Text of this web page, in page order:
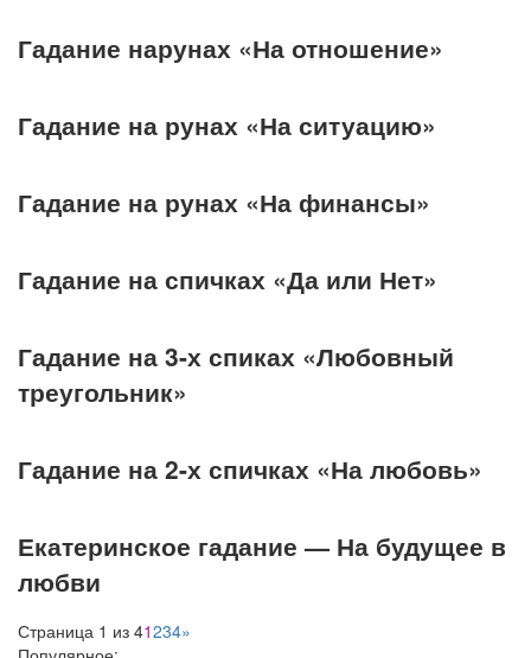
Гадание нарунах «На отношение»
Гадание на рунах «На ситуацию»
Гадание на рунах «На финансы»
Гадание на спичках «Да или Нет»
Гадание на 3-х спиках «Любовный
треугольник»
Гадание на 2-х спичках «На любовь»
Екатеринское гадание — На будущее в
любви
Страница 1 из 41234»